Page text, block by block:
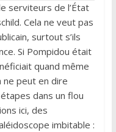
serviteurs de l’État
Cela ne veut pas
surtout s’ils
Si Pompidou était
quand même
ne peut en dire
dans un flou
ici, des
imbitable :